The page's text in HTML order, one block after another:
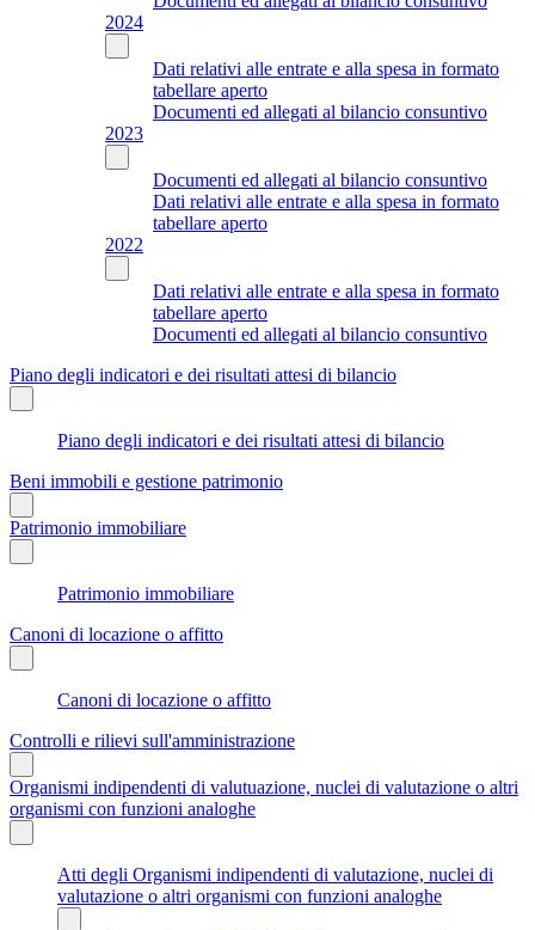
2024
Dati relativi alle entrate e alla spesa in formato
tabellare aperto
Documenti ed allegati al bilancio consuntivo
2023
Documenti ed allegati al bilancio consuntivo
Dati relativi alle entrate e alla spesa in formato
tabellare aperto
2022
Dati relativi alle entrate e alla spesa in formato
tabellare aperto
Documenti ed allegati al bilancio consuntivo
Piano degli indicatori e dei risultati attesi di bilancio
Piano degli indicatori e dei risultati attesi di bilancio
Beni immobili e gestione patrimonio
Patrimonio immobiliare
Patrimonio immobiliare
Canoni di locazione o affitto
Canoni di locazione o affitto
Controlli e rilievi sull'amministrazione
Organismi indipendenti di valutuazione, nuclei di valutazione o altri
organismi con funzioni analoghe
Atti degli Organismi indipendenti di valutazione, nuclei di
valutazione o altri organismi con funzioni analoghe